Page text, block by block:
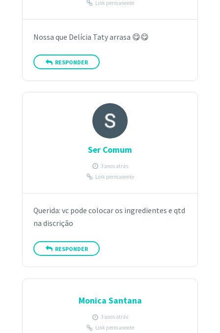
Link permanente
Nossa que Delícia Taty arrasa 😋😋
RESPONDER
Ser Comum
3 anos atrás
Link permanente
Querida: vc pode colocar os ingredientes e qtd
na discrição
RESPONDER
Monica Santana
3 anos atrás
Link permanente